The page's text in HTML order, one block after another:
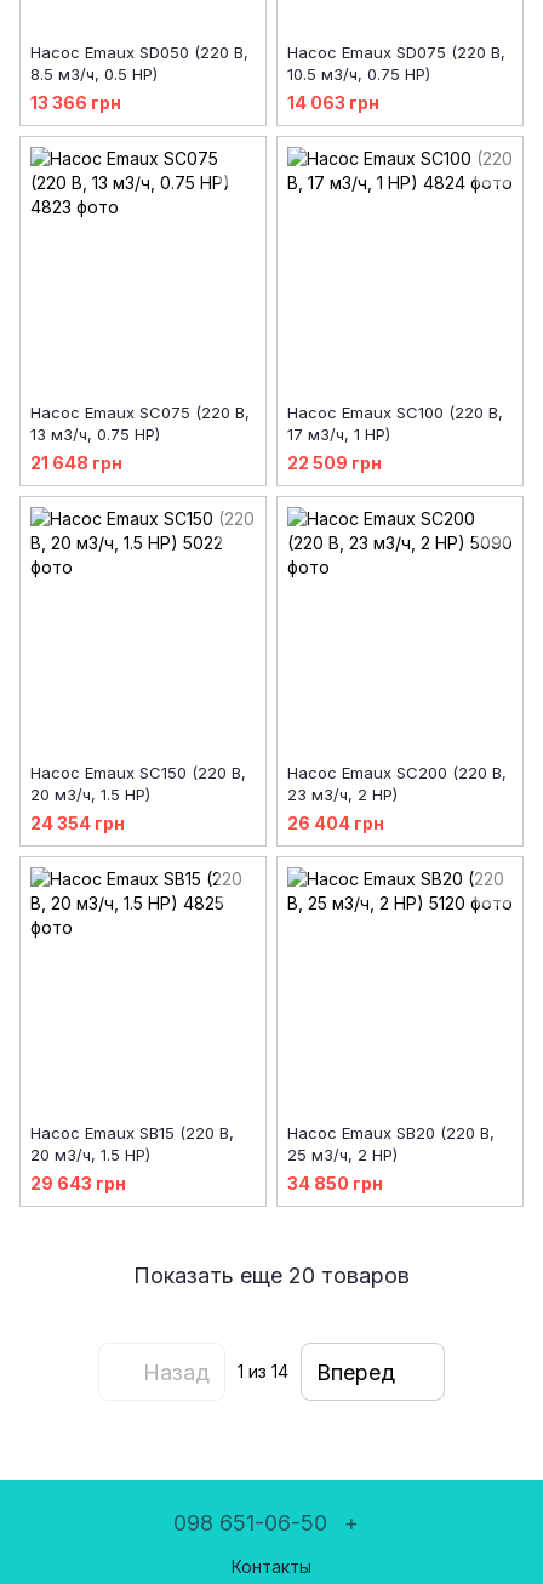
Насос Emaux SD050 (220 В,
8.5 м3/ч, 0.5 HP)
13 366 грн
Насос Emaux SD075 (220 В,
10.5 м3/ч, 0.75 HP)
14 063 грн
Насос Emaux SC075 (220 В,
13 м3/ч, 0.75 HP)
21 648 грн
Насос Emaux SC100 (220 В,
17 м3/ч, 1 HP)
22 509 грн
Насос Emaux SC150 (220 В,
20 м3/ч, 1.5 HP)
24 354 грн
Насос Emaux SC200 (220 В,
23 м3/ч, 2 HP)
26 404 грн
Насос Emaux SB15 (220 В,
20 м3/ч, 1.5 HP)
29 643 грн
Насос Emaux SB20 (220 В,
25 м3/ч, 2 HP)
34 850 грн
Показать еще 20 товаров
Назад 1 из 14 Вперед
098 651-06-50 +
Контакты